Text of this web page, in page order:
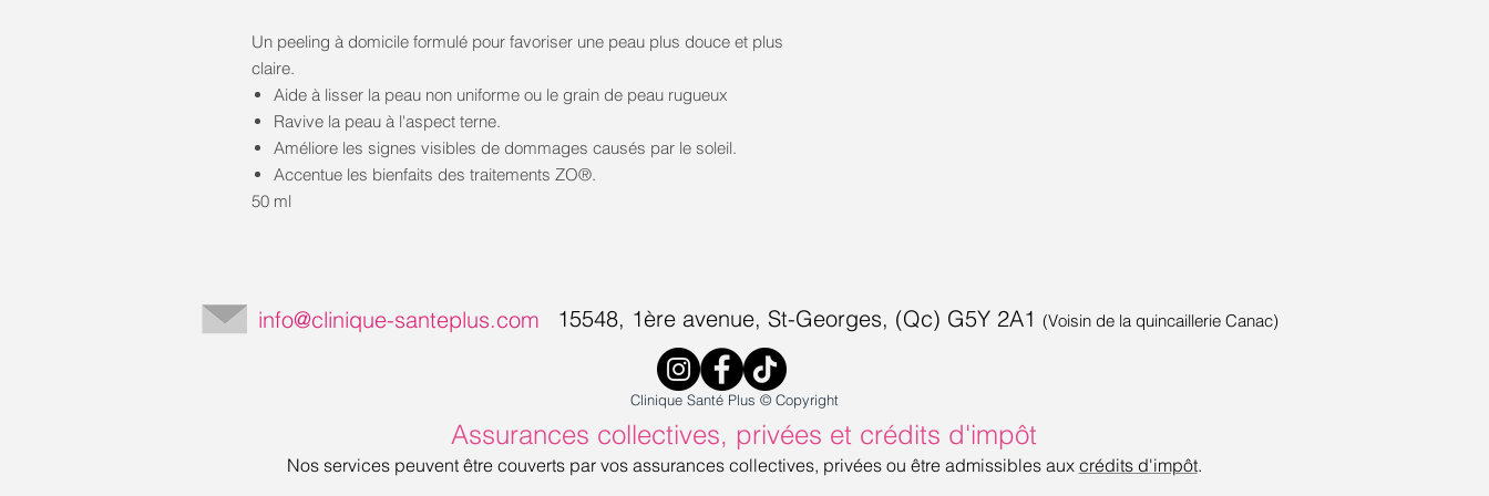
Un peeling à domicile formulé pour favoriser une peau plus douce et plus
claire.
Aide à lisser la peau non uniforme ou le grain de peau rugueux
Ravive la peau à l'aspect terne.
Améliore les signes visibles de dommages causés par le soleil.
Accentue les bienfaits des traitements ZO®.
50 ml
info@clinique-santeplus.com 15548, 1ère avenue, St-Georges, (Qc) G5Y 2A1 (Voisin de la quincaillerie Canac)
Clinique Santé Plus © Copyright
Assurances collectives, privées et crédits d'impôt
Nos services peuvent être couverts par vos assurances collectives, privées ou être admissibles aux crédits d'impôt.